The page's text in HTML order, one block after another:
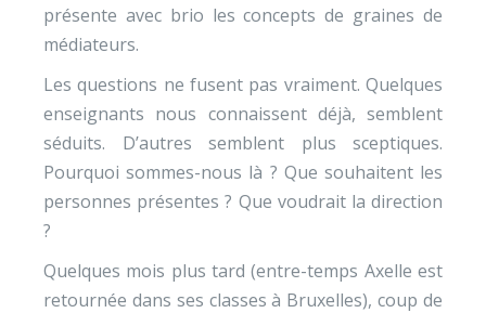
présente avec brio les concepts de graines de
médiateurs.
Les questions ne fusent pas vraiment. Quelques
enseignants nous connaissent déjà, semblent
séduits. D’autres semblent plus sceptiques.
Pourquoi sommes-nous là ? Que souhaitent les
personnes présentes ? Que voudrait la direction
?
Quelques mois plus tard (entre-temps Axelle est
retournée dans ses classes à Bruxelles), coup de